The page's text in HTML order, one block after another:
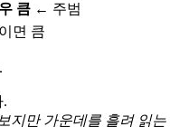
큼 ← 주범
면 큼
.
지만 가운데를 흘려 읽는